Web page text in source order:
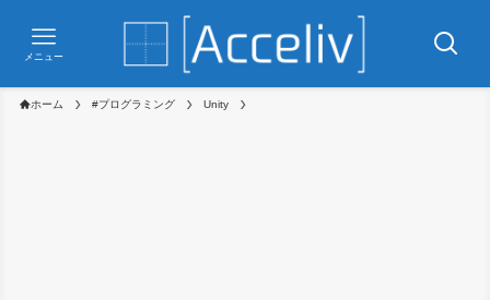
メニュー
ホーム #プログラミング Unity